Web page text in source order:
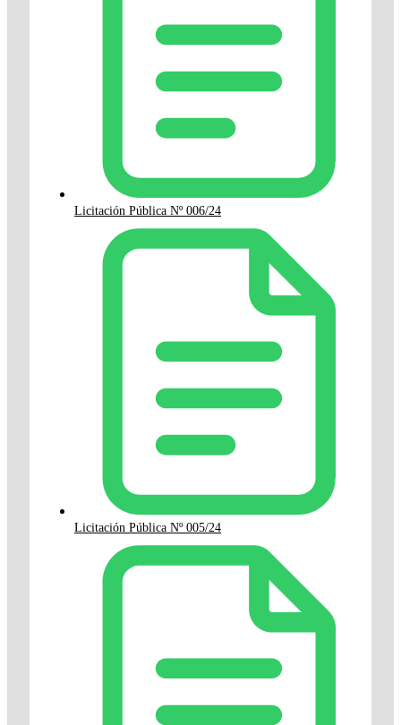
Licitación Pública Nº 006/24
Licitación Pública Nº 005/24